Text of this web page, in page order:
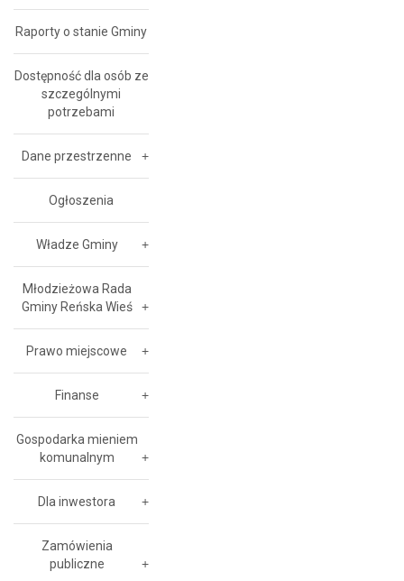
Raporty o stanie Gminy
Dostępność dla osób ze
szczególnymi
potrzebami
Dane przestrzenne
Ogłoszenia
Władze Gminy
Młodzieżowa Rada
Gminy Reńska Wieś
Prawo miejscowe
Finanse
Gospodarka mieniem
komunalnym
Dla inwestora
Zamówienia
publiczne